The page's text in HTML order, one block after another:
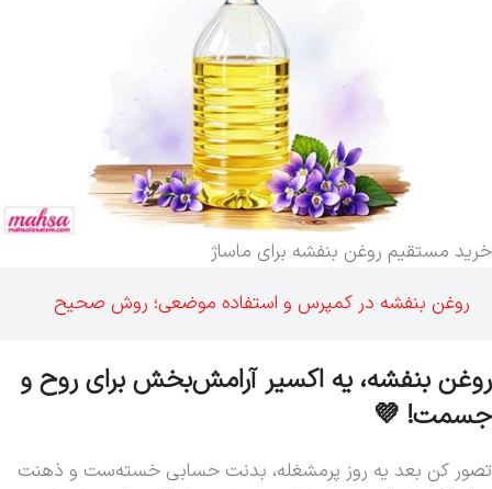
خرید مستقیم روغن بنفشه برای ماساژ
روغن بنفشه در کمپرس و استفاده موضعی؛ روش صحیح
روغن بنفشه، یه اکسیر آرامش‌بخش برای روح و
جسمت! 💜
تصور کن بعد یه روز پرمشغله، بدنت حسابی خسته‌ست و ذهنت